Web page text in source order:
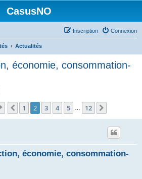
CasusNO
Connexion
Inscription
Actualités
économie, consommation-
Page sur12
Précédent
1 2 3 4 5 12
économie, consommation-